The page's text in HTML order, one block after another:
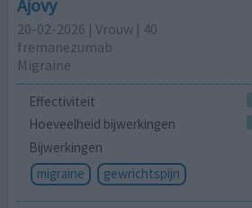
Ajovy
20-02-2026 | Vrouw | 40
fremanezumab
Migraine
Effectiviteit
Hoeveelheid bijwerkingen
Bijwerkingen
migraine
gewrichtspijn